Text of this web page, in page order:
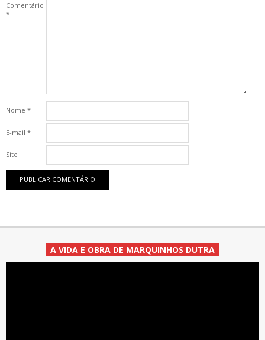
Comentário
*
Nome *
E-mail *
Site
A VIDA E OBRA DE MARQUINHOS DUTRA